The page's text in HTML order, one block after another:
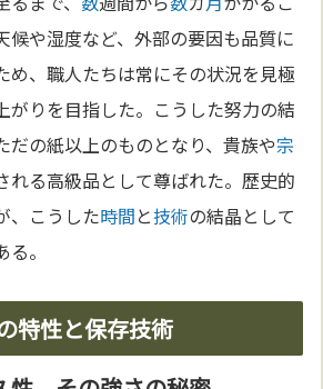
候や湿度など、外部の要因も品質に
め、職人たちは常にその状況を見極
がりを目指した。こうした努力の結
だの紙以上のものとなり、貴族や宗
れる高級品として尊ばれた。歴史的
、こうした時間と技術の結晶として
。
特性と保存技術